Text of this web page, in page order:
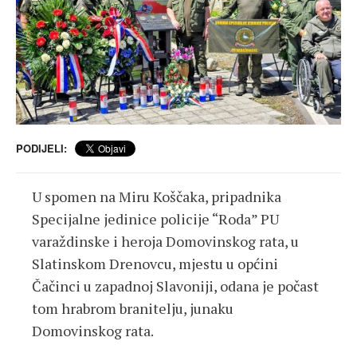
PODIJELI:
U spomen na Miru Koščaka, pripadnika
Specijalne jedinice policije “Roda” PU
varaždinske i heroja Domovinskog rata, u
Slatinskom Drenovcu, mjestu u općini
Čačinci u zapadnoj Slavoniji, odana je počast
tom hrabrom branitelju, junaku
Domovinskog rata.